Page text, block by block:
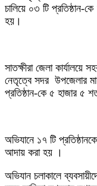
চালিয়ে ০৩ টি প্রতিষ্ঠান-
হয়।
সাতক্ষীরা জেলা কার্যালয়ে
নেতৃত্বে সদর উপজেলার
প্রতিষ্ঠান-কে ৫ হাজার ৫
অভিযানে ১৭ টি
আদায় করা হয় ।
অভিযান চলাকালে